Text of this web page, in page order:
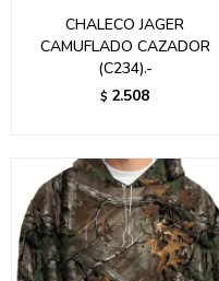
CHALECO JAGER
CAMUFLADO CAZADOR
(C234).-
$ 2.508